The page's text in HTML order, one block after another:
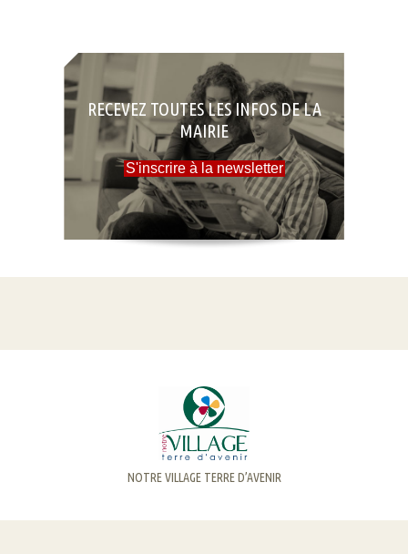
RECEVEZ TOUTES LES INFOS DE LA
MAIRIE
S'inscrire à la newsletter
NOTRE VILLAGE TERRE D’AVENIR